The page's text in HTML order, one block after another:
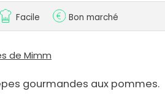
Facile Bon marché
de Mimm
gourmandes aux pommes.